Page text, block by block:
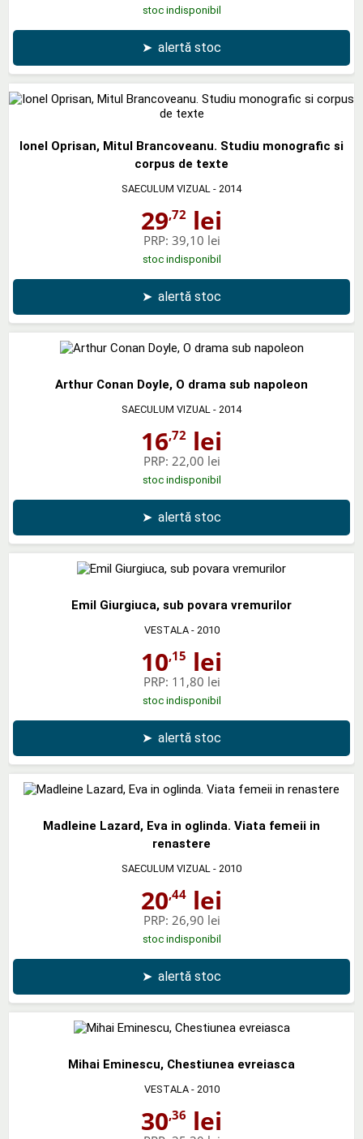
stoc indisponibil
➤ alertă stoc
Ionel Oprisan, Mitul Brancoveanu. Studiu monografic si
corpus de texte
SAECULUM VIZUAL - 2014
29,72 lei
PRP: 39,10 lei
stoc indisponibil
➤ alertă stoc
Arthur Conan Doyle, O drama sub napoleon
SAECULUM VIZUAL - 2014
16,72 lei
PRP: 22,00 lei
stoc indisponibil
➤ alertă stoc
Emil Giurgiuca, sub povara vremurilor
VESTALA- 2010
10,15 lei
PRP: 11,80 lei
stoc indisponibil
➤ alertă stoc
Madleine Lazard, Eva in oglinda. Viata femeii in
renastere
SAECULUM VIZUAL - 2010
20,44 lei
PRP: 26,90 lei
stoc indisponibil
➤ alertă stoc
Mihai Eminescu, Chestiunea evreiasca
VESTALA- 2010
30,36 lei